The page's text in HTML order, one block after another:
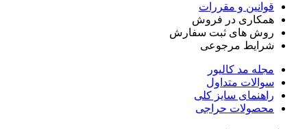
قوانین و مقررات
همکاری در فروش
روش های ثبت سفارش
شرایط مرجوعی
مجله مد کالیور
سوالات متداول
راهنمای سایز کلی
محصولات حراجی